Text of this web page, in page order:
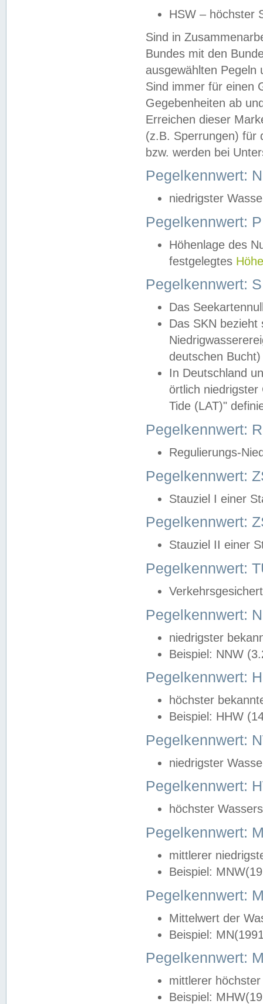
HSW – höchster
Sind in
Bundes mit den
ausgewählten
Sind immer für einen
Gegebenheiten ab
Erreichen dieser
(z.B. Sperrungen) für
bzw. werden bei
Pegelkennwert:
niedrigster
Pegelkennwert:
Höhenlage des
festgelegtes
Pegelkennwert:
Das
Das SKN
deutschen
In Deutschland
örtlich
Tide (LAT)"
Pegelkennwert:
Regulierungs-
Pegelkennwert:
Stauziel I einer
Pegelkennwert:
Stauziel II einer
Pegelkennwert:
Pegelkennwert:
niedrigster
Beispiel: NNW
Pegelkennwert:
höchster
Beispiel: HHW
Pegelkennwert:
niedrigster
Pegelkennwert:
höchster
Pegelkennwert:
mittlerer
Beispiel:
Pegelkennwert:
Mittelwert der
Beispiel:
Pegelkennwert:
mittlerer
Beispiel: